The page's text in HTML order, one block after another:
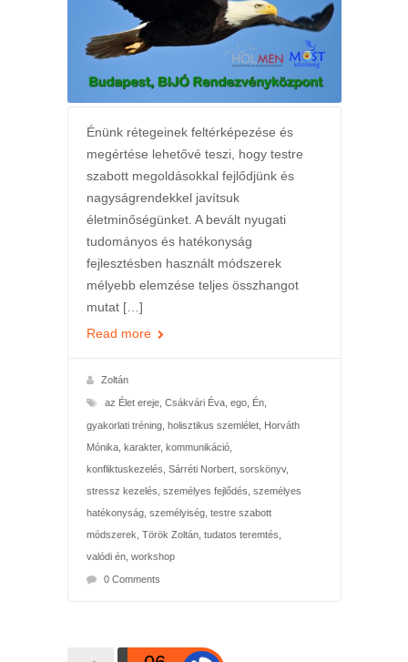
Énünk rétegeinek feltérképezése és
megértése lehetővé teszi, hogy testre
szabott megoldásokkal fejlődjünk és
nagyságrendekkel javítsuk
életminőségünket. A bevált nyugati
tudományos és hatékonyság
fejlesztésben használt módszerek
mélyebb elemzése teljes összhangot
mutat […]
Read more
Zoltán
az Élet ereje, Csákvári Éva, ego, Én,
gyakorlati tréning, holisztikus szemlélet, Horváth
Mónika, karakter, kommunikáció,
konfliktuskezelés Sárréti Norbert, sorskönyv,
stressz kezelés személyes fejlődés személyes
hatékonyság, személyiség, testre szabott
módszerek Török Zoltán, tudatos teremtés
valódi én, workshop
0 Comments